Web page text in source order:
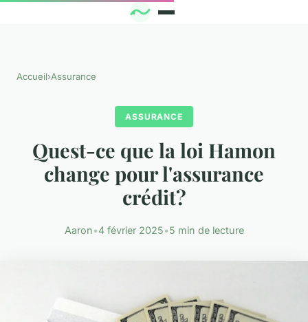
Accueil›Assurance
ASSURANCE
Quest-ce que la loi Hamon
change pour l'assurance
crédit?
Aaron•4 février 2025•5 min de lecture